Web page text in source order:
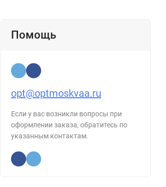
Помощь
opt@optmoskvaa.ru
Если у вас возникли вопросы при
оформлении заказа, обратитесь по
указанным контактам.